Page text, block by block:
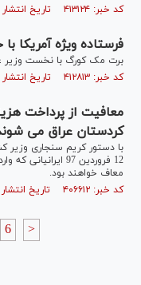
کد خبر: ۴۱۳۱۲۴ تاریخ انتشار : ۱۳۹۷/۰۱/۳۰
فرستاده ویژه آمریکا
برت مک کورگ با نخست وزیر
کد خبر: ۴۱۲۸۱۳ تاریخ انتشار : ۱۳۹۷/۰۱/۲۹
معافیت از پرداخت
کردستان عراق می
12 فروردین 97
معاف خواهند بود.
کد خبر: ۴۰۶۶۱۲ تاریخ انتشار : ۱۳۹۶/۱۲/۲۶
6 >